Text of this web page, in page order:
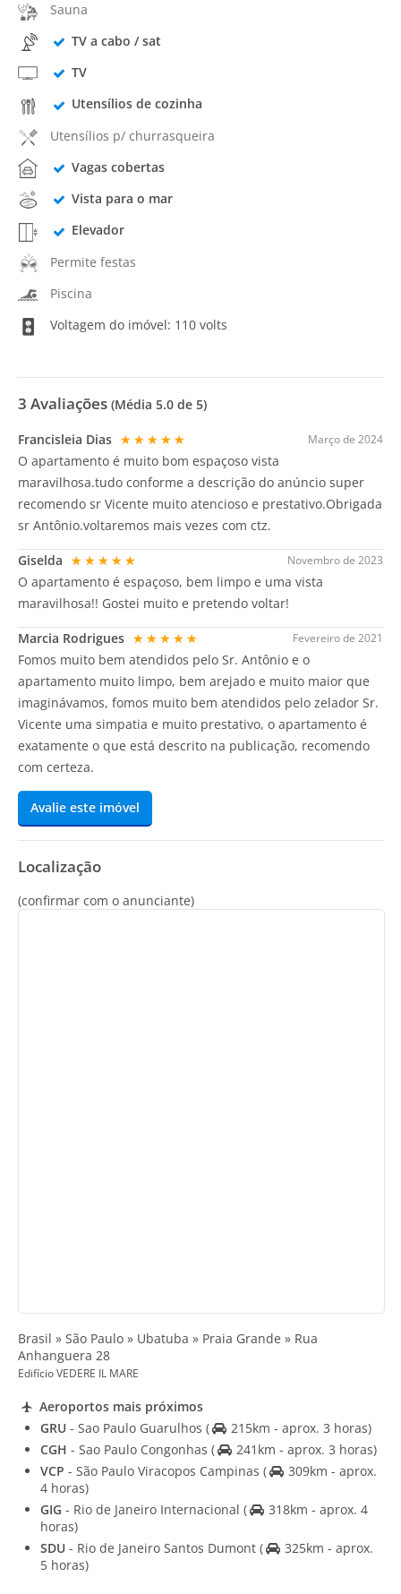
Sauna
TV a cabo / sat
TV
Utensílios de cozinha
Utensílios p/ churrasqueira
Vagas cobertas
Vista para o mar
Elevador
Permite festas
Piscina
Voltagem do imóvel: 110 volts
3 Avaliações (Média 5.0 de 5)
Março de 2024
Francisleia Dias ★★★★★
O apartamento é muito bom espaçoso vista
maravilhosa.tudo conforme a descrição do anúncio super
recomendo sr Vicente muito atencioso e prestativo.Obrigada
sr Antônio.voltaremos mais vezes com ctz.
Novembro de 2023
Giselda ★★★★★
O apartamento é espaçoso, bem limpo e uma vista
maravilhosa!! Gostei muito e pretendo voltar!
Fevereiro de 2021
Marcia Rodrigues ★★★★★
Fomos muito bem atendidos pelo Sr. Antônio e o
apartamento muito limpo, bem arejado e muito maior que
imaginávamos, fomos muito bem atendidos pelo zelador Sr.
Vicente uma simpatia e muito prestativo, o apartamento é
exatamente o que está descrito na publicação, recomendo
com certeza.
Avalie este imóvel
Localização
(confirmar com o anunciante)
Brasil » São Paulo » Ubatuba » Praia Grande » Rua
Anhanguera 28
Edifício VEDERE IL MARE
Aeroportos mais próximos
GRU - Sao Paulo Guarulhos (
215km - aprox. 3 horas)
CGH - Sao Paulo Congonhas (
241km - aprox. 3 horas)
VCP - São Paulo Viracopos Campinas (
309km - aprox.
4 horas)
GIG - Rio de Janeiro Internacional (
318km - aprox. 4
horas)
SDU - Rio de Janeiro Santos Dumont (
325km - aprox.
5 horas)